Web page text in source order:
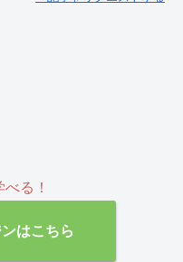
る！
はこちら